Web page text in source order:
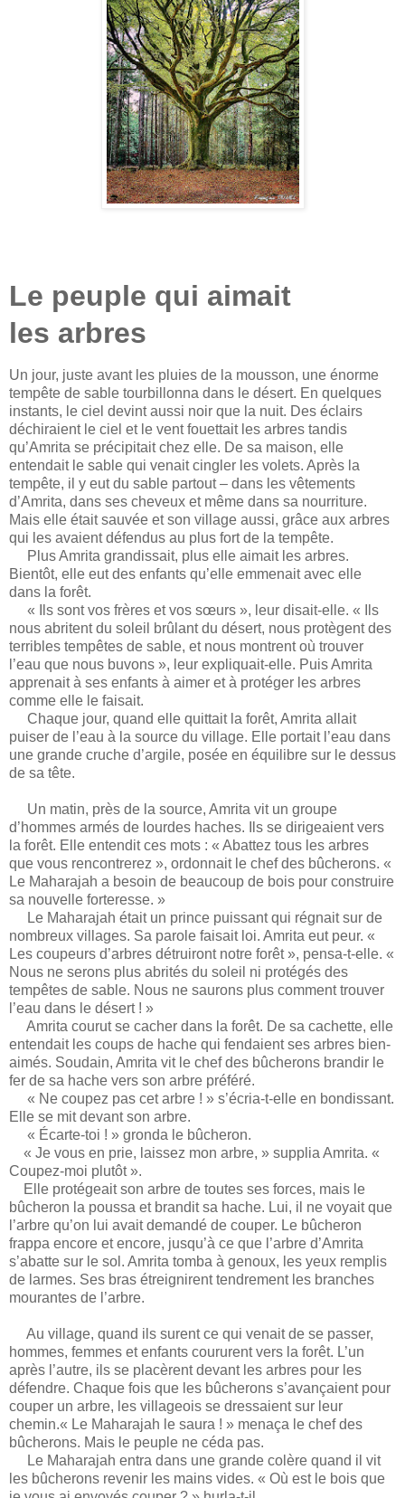
Le peuple qui aimait
les arbres
Un jour, juste avant les pluies de la mousson, une énorme
tempête de sable tourbillonna dans le désert. En quelques
instants, le ciel devint aussi noir que la nuit. Des éclairs
déchiraient le ciel et le vent fouettait les arbres tandis
qu’Amrita se précipitait chez elle. De sa maison, elle
entendait le sable qui venait cingler les volets. Après la
tempête, il y eut du sable partout – dans les vêtements
d’Amrita, dans ses cheveux et même dans sa nourriture.
Mais elle était sauvée et son village aussi, grâce aux arbres
qui les avaient défendus au plus fort de la tempête.
Plus Amrita grandissait, plus elle aimait les arbres.
Bientôt, elle eut des enfants qu’elle emmenait avec elle
dans la forêt.
« Ils sont vos frères et vos sœurs », leur disait-elle. « Ils
nous abritent du soleil brûlant du désert, nous protègent des
terribles tempêtes de sable, et nous montrent où trouver
l’eau que nous buvons », leur expliquait-elle. Puis Amrita
apprenait à ses enfants à aimer et à protéger les arbres
comme elle le faisait.
Chaque jour, quand elle quittait la forêt, Amrita allait
puiser de l’eau à la source du village. Elle portait l’eau dans
une grande cruche d’argile, posée en équilibre sur le dessus
de sa tête.
Un matin, près de la source, Amrita vit un groupe
d’hommes armés de lourdes haches. Ils se dirigeaient vers
la forêt. Elle entendit ces mots : « Abattez tous les arbres
que vous rencontrerez », ordonnait le chef des bûcherons. «
Le Maharajah a besoin de beaucoup de bois pour construire
sa nouvelle forteresse. »
Le Maharajah était un prince puissant qui régnait sur de
nombreux villages. Sa parole faisait loi. Amrita eut peur. «
Les coupeurs d’arbres détruiront notre forêt », pensa-t-elle. «
Nous ne serons plus abrités du soleil ni protégés des
tempêtes de sable. Nous ne saurons plus comment trouver
l’eau dans le désert ! »
Amrita courut se cacher dans la forêt. De sa cachette, elle
entendait les coups de hache qui fendaient ses arbres bien-
aimés. Soudain, Amrita vit le chef des bûcherons brandir le
fer de sa hache vers son arbre préféré.
« Ne coupez pas cet arbre ! » s’écria-t-elle en bondissant.
Elle se mit devant son arbre.
« Écarte-toi ! » gronda le bûcheron.
« Je vous en prie, laissez mon arbre, » supplia Amrita. «
Coupez-moi plutôt ».
Elle protégeait son arbre de toutes ses forces, mais le
bûcheron la poussa et brandit sa hache. Lui, il ne voyait que
l’arbre qu’on lui avait demandé de couper. Le bûcheron
frappa encore et encore, jusqu’à ce que l’arbre d’Amrita
s’abatte sur le sol. Amrita tomba à genoux, les yeux remplis
de larmes. Ses bras étreignirent tendrement les branches
mourantes de l’arbre.
Au village, quand ils surent ce qui venait de se passer,
hommes, femmes et enfants coururent vers la forêt. L’un
après l’autre, ils se placèrent devant les arbres pour les
défendre. Chaque fois que les bûcherons s’avançaient pour
couper un arbre, les villageois se dressaient sur leur
chemin.« Le Maharajah le saura ! » menaça le chef des
bûcherons. Mais le peuple ne céda pas.
Le Maharajah entra dans une grande colère quand il vit
les bûcherons revenir les mains vides. « Où est le bois que